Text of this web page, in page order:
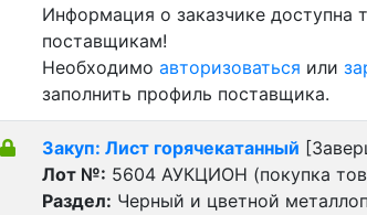
Информация о заказчике доступна
поставщикам!
Необходимо авторизоваться или
заполнить профиль поставщика.
Закуп: Лист горячекатанный
Лот №: 5604 АУКЦИОН (покупка
Раздел: Черный и цветной